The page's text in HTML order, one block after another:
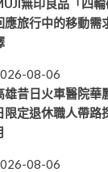
無印良品「四
應旅行中的移動需
08-06
雄昔日火車醫院華
限定退休職人帶路
08-06